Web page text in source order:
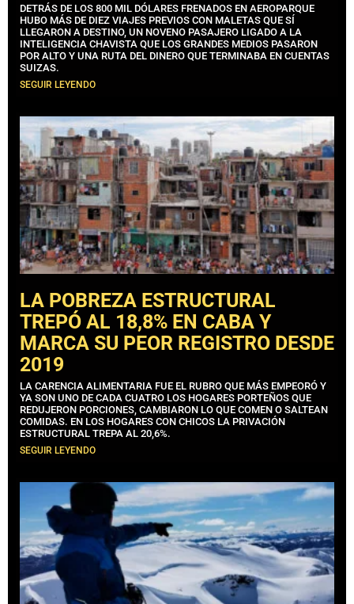
DETRÁS DE LOS 800 MIL DÓLARES FRENADOS EN AEROPARQUE
HUBO MÁS DE DIEZ VIAJES PREVIOS CON MALETAS QUE SÍ
LLEGARON A DESTINO, UN NOVENO PASAJERO LIGADO A LA
INTELIGENCIA CHAVISTA QUE LOS GRANDES MEDIOS PASARON
POR ALTO Y UNA RUTA DEL DINERO QUE TERMINABA EN CUENTAS
SUIZAS.
SEGUIR LEYENDO
LA POBREZA ESTRUCTURAL
TREPÓ AL 18,8% EN CABA Y
MARCA SU PEOR REGISTRO DESDE
2019
LA CARENCIA ALIMENTARIA FUE EL RUBRO QUE MÁS EMPEORÓ Y
YA SON UNO DE CADA CUATRO LOS HOGARES PORTEÑOS QUE
REDUJERON PORCIONES, CAMBIARON LO QUE COMEN O SALTEAN
COMIDAS. EN LOS HOGARES CON CHICOS LA PRIVACIÓN
ESTRUCTURAL TREPA AL 20,6%.
SEGUIR LEYENDO